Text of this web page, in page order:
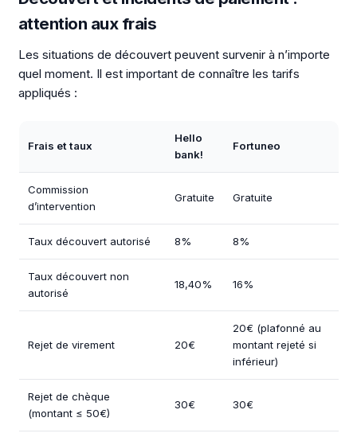
attention aux frais
Les situations de découvert peuvent survenir à n’importe
quel moment. Il est important de connaître les tarifs
appliqués :
Frais et taux
Hello
bank!
Fortuneo
Commission
d’intervention
Gratuite Gratuite
Taux découvert autorisé 8% 8%
Taux découvert non
autorisé
18,40% 16%
Rejet de virement 20€
20€ (plafonné au
montant rejeté si
inférieur)
Rejet de chèque
(montant ≤ 50€)
30€ 30€